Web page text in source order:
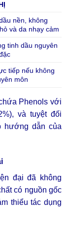
nền, không
và da nhạy cảm
tinh dầu nguyên
tiếp nếu không
môn
Phenols với
và tuyệt đối
hướng dẫn của
đại đã không
có nguồn gốc
thiểu tác dụng